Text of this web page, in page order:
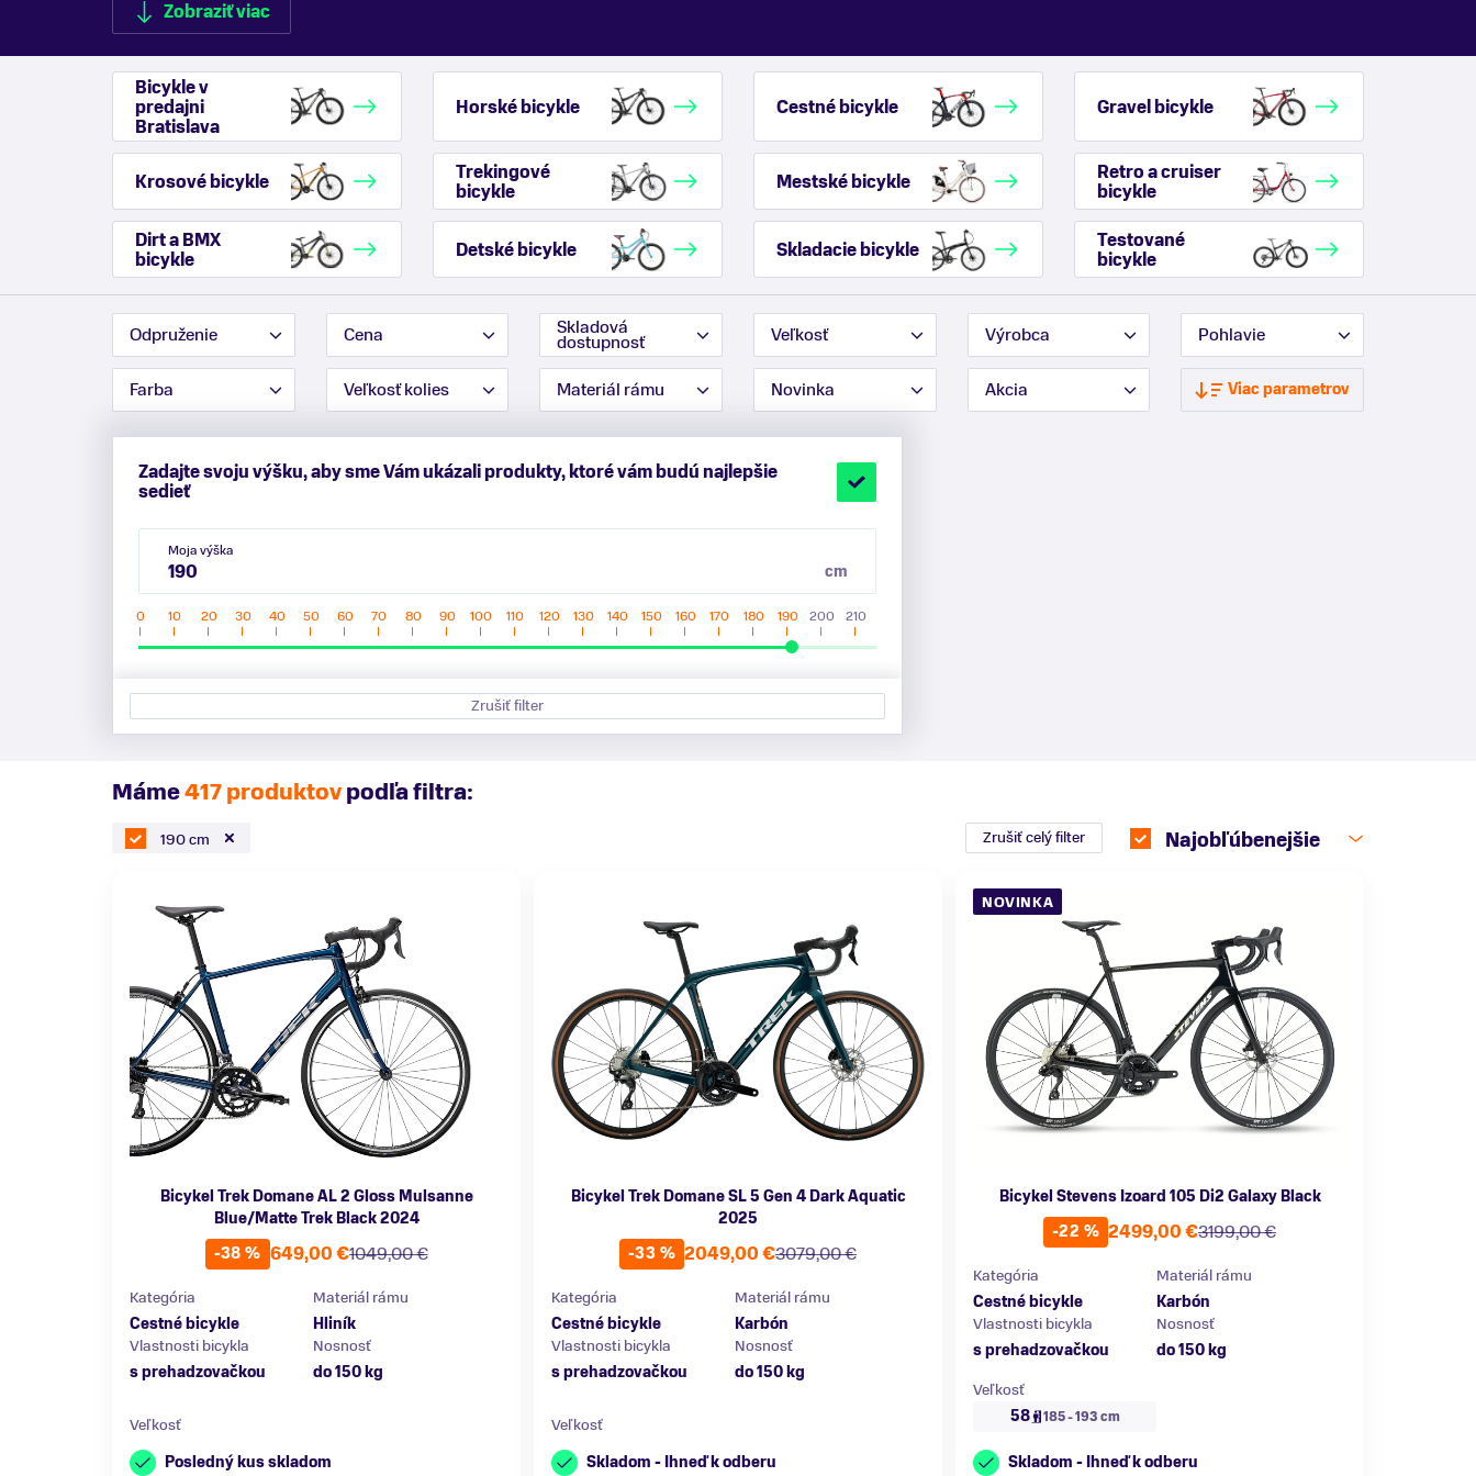
Zobraziť viac
Zobraziť menej
Bicykle v
predajni
Bratislava
Horské bicykle Cestné bicykle Gravel bicykle
Krosové bicykle
Trekingové
bicykle
Mestské bicykle
Retro a cruiser
bicykle
Dirt a BMX
bicykle
Detské bicykle Skladacie bicykle
Testované
bicykle
Odpruženie Cena Skladová
dostupnosť Veľkosť Výrobca Pohlavie
Farba Veľkosť kolies Materiál rámu Novinka Akcia Viac parametrov
Zadajte svoju výšku, aby sme Vám ukázali produkty, ktoré vám budú najlepšie
sedieť
cm
Moja výška
0 10 20 30 40 50 60 70 80 90 100 110 120 130 140 150 160 170 180 190 200 210
Zrušiť filter
Máme417 produktovpodľa filtra:
190 cm Zrušiť celý filter Najobľúbenejšie
Bicykel Trek Domane AL 2 Gloss Mulsanne
Blue/Matte Trek Black 2024
-38 %
1049,00 €
649,00 €
Kategória
Cestné bicykle
Materiál rámu
Hliník
Vlastnosti bicykla
s prehadzovačkou
Nosnosť
do 150 kg
Veľkosť
Posledný kus skladom
Bicykel Trek Domane SL 5 Gen 4 Dark Aquatic
2025
-33 %
3079,00 €
2049,00 €
Kategória
Cestné bicykle
Materiál rámu
Karbón
Vlastnosti bicykla
s prehadzovačkou
Nosnosť
do 150 kg
Veľkosť
Skladom - Ihneď k odberu
NOVINKA
Bicykel Stevens Izoard 105 Di2 Galaxy Black
-22 %
3199,00 €
2499,00 €
Kategória
Cestné bicykle
Materiál rámu
Karbón
Vlastnosti bicykla
s prehadzovačkou
Nosnosť
do 150 kg
Veľkosť
58
185 - 193 cm
Skladom - Ihneď k odberu